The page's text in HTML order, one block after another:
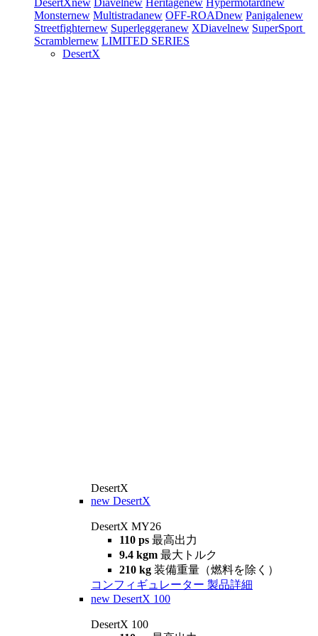
DesertXnew Diavelnew Heritagenew Hypermotardnew
Monsternew Multistradanew OFF-ROADnew Panigalenew
Streetfighternew Superleggeranew XDiavelnew SuperSport
Scramblernew LIMITED SERIES
DesertX
DesertX
new DesertX
DesertX MY26
110 ps 最高出力
9.4 kgm 最大トルク
210 kg 装備重量（燃料を除く）
コンフィギュレーター 製品詳細
new DesertX 100
DesertX 100